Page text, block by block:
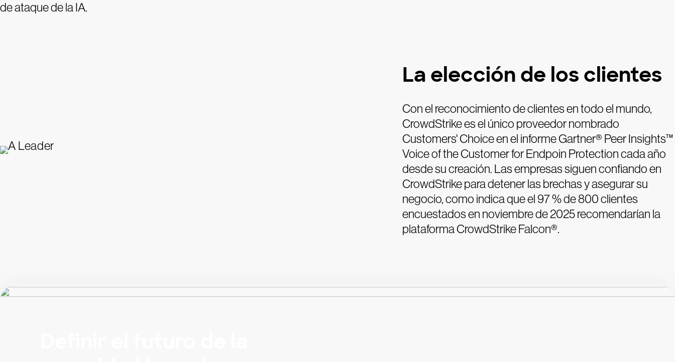
de ataque de la IA.
La elección de los clientes
Con el reconocimiento de clientes en todo el mundo,
CrowdStrike es el único proveedor nombrado
Customers' Choice en el informe Gartner® Peer Insights™
Voice of the Customer for Endpoin Protection cada año
desde su creación. Las empresas siguen confiando en
CrowdStrike para detener las brechas y asegurar su
negocio, como indica que el 97 % de 800 clientes
encuestados en noviembre de 2025 recomendarían la
plataforma CrowdStrike Falcon®.